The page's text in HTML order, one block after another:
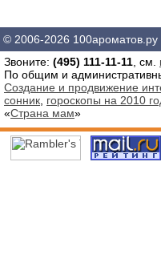
© 2006-2026 100ароматов.ру
Звоните: (495) 111-11-11 , см.
По общим и
Создание и продвижение
сонник гороскопы на 2010
«Страна мам»